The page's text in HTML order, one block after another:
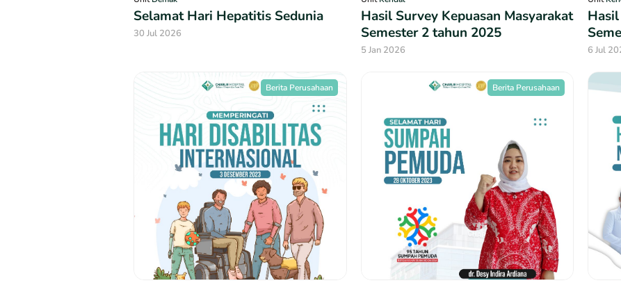
Selamat Hari Hepatitis Sedunia
30 Jul 2026
Hasil Survey Kepuasan Masyarakat
Semester 2 tahun 2025
5 Jan 2026 6 Jul
Berita Perusahaan Berita Perusahaan